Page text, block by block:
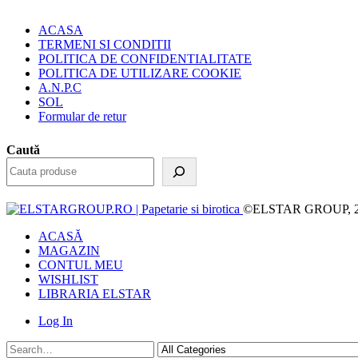
ACASA
TERMENI SI CONDITII
POLITICA DE CONFIDENTIALITATE
POLITICA DE UTILIZARE COOKIE
A.N.P.C
SOL
Formular de retur
Caută
©ELSTAR GROUP,
ACASĂ
MAGAZIN
CONTUL MEU
WISHLIST
LIBRARIA ELSTAR
Log In